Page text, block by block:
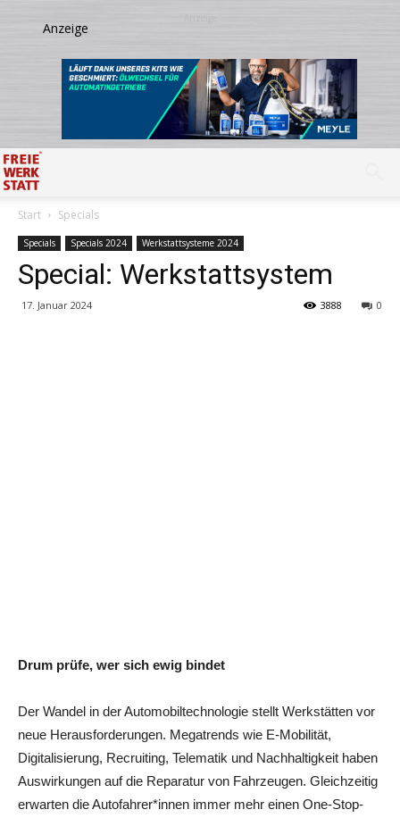
Start Specials
Specials Specials 2024 Werkstattsysteme 2024
Special: Werkstattsystem
17. Januar 2024 0
3888
Drum prüfe, wer sich ewig bindet
Der Wandel in der Automobiltechnologie stellt Werkstätten vor
neue Herausforderungen. Megatrends wie E-Mobilität,
Digitalisierung, Recruiting, Telematik und Nachhaltigkeit haben
Auswirkungen auf die Reparatur von Fahrzeugen. Gleichzeitig
erwarten die Autofahrer*innen immer mehr einen One-Stop-